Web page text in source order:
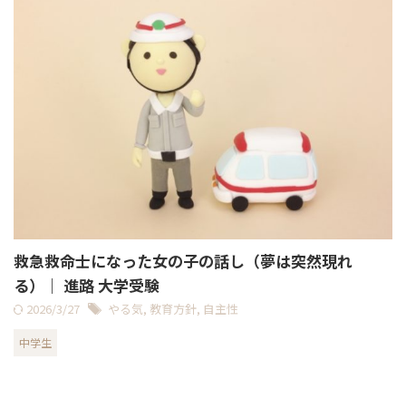
救急救命士になった女の子の話し（夢は突然現れ
る）｜ 進路 大学受験
2026/3/27 やる気, 教育方針, 自主性
中学生